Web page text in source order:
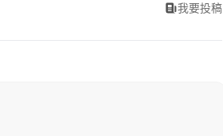
我要投稿